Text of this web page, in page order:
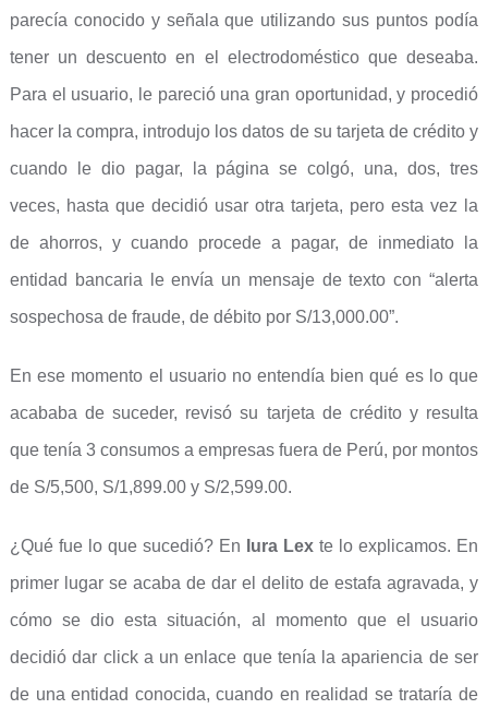
parecía conocido y señala que utilizando sus puntos podía
tener un descuento en el electrodoméstico que deseaba.
Para el usuario, le pareció una gran oportunidad, y procedió
hacer la compra, introdujo los datos de su tarjeta de crédito y
cuando le dio pagar, la página se colgó, una, dos, tres
veces, hasta que decidió usar otra tarjeta, pero esta vez la
de ahorros, y cuando procede a pagar, de inmediato la
entidad bancaria le envía un mensaje de texto con “alerta
sospechosa de fraude, de débito por S/13,000.00”.
En ese momento el usuario no entendía bien qué es lo que
acababa de suceder, revisó su tarjeta de crédito y resulta
que tenía 3 consumos a empresas fuera de Perú, por montos
de S/5,500, S/1,899.00 y S/2,599.00.
¿Qué fue lo que sucedió? En Iura Lex te lo explicamos. En
primer lugar se acaba de dar el delito de estafa agravada, y
cómo se dio esta situación, al momento que el usuario
decidió dar click a un enlace que tenía la apariencia de ser
de una entidad conocida, cuando en realidad se trataría de